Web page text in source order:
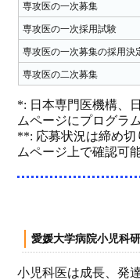
専攻医の一次募集
専攻医の一次採用試験
専攻医の一次募集の採用決
専攻医の二次募集
*: 日本専門医機構 、
ムページにプログラ
**: 応募状況は締め切
ムページ上で確認可
愛媛大学病院小児科
小児科医は成長、発